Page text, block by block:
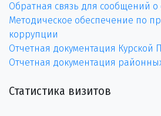
Обратная связь для сообщений о
Методическое обеспечение по
коррупции
Отчетная документация Курской
Отчетная документация
Статистика визитов